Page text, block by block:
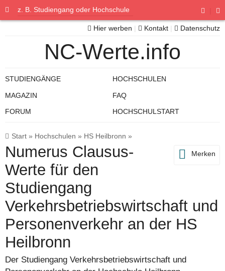
Start » Hochschulen » HS Heilbronn »
Merken
Numerus Clausus-
Werte für den
Studiengang
Verkehrsbetriebswirtschaft und
Personenverkehr an der HS
Heilbronn
Der Studiengang Verkehrsbetriebswirtschaft und
Hier werben Kontakt Datenschutz
NC-Werte.info
STUDIENGÄNGE HOCHSCHULEN
MAGAZIN FAQ
FORUM HOCHSCHULSTART